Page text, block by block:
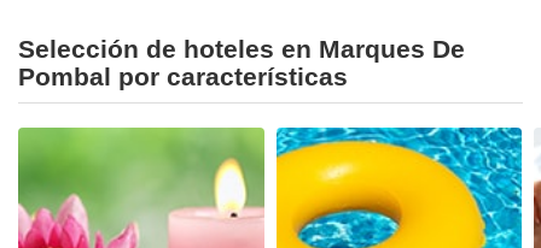
Selección de hoteles en Marques De
Pombal por características